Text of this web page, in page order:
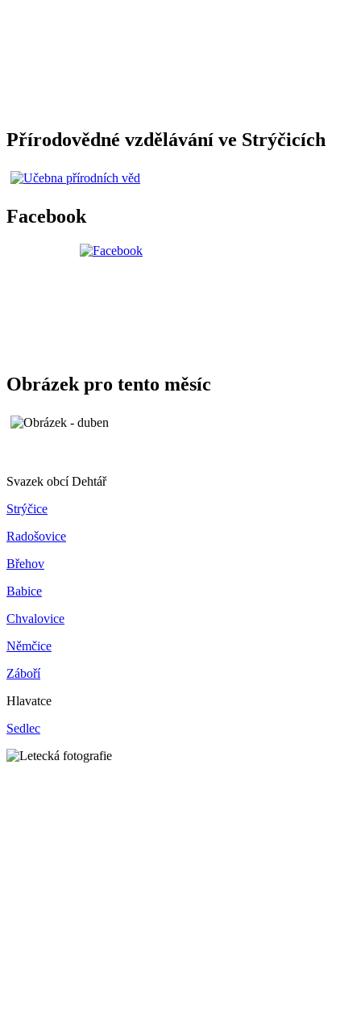
Přírodovědné vzdělávání ve Strýčicích
Facebook
Obrázek pro tento měsíc
Svazek obcí Dehtář
Strýčice
Radošovice
Břehov
Babice
Chvalovice
Němčice
Záboří
Hlavatce
Sedlec